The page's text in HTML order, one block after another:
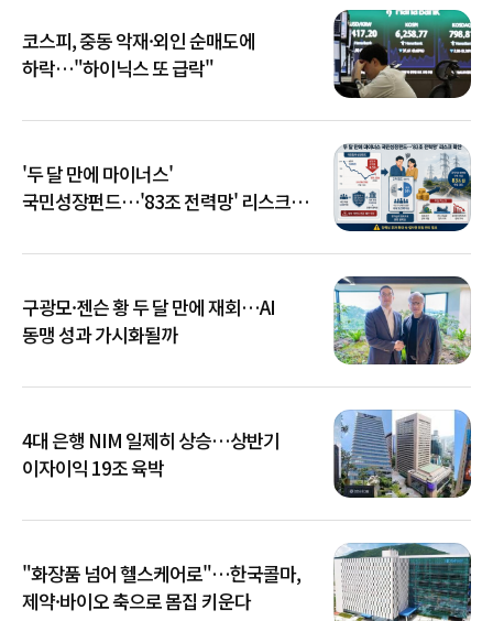
코스피, 중동 악재·외인 순매도에
하락…"하이닉스 또 급락"
'두 달 만에 마이너스'
국민성장펀드…'83조 전력망' 리스크
구광모·젠슨 황 두 달 만에 재회…AI
동맹 성과 가시화될까
4대 은행 NIM 일제히 상승…상반기
이자이익 19조 육박
"화장품 넘어 헬스케어로"…한국콜마,
제약·바이오 축으로 몸집 키운다